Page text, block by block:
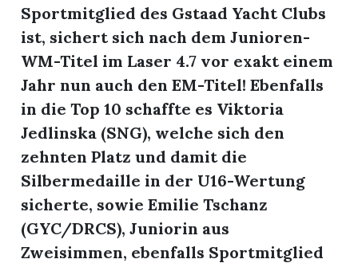
Sportmitglied des Gstaad Yacht Clubs
ist, sichert sich nach dem Junioren-
WM-Titel im Laser 4.7 vor exakt einem
Jahr nun auch den EM-Titel! Ebenfalls
in die Top 10 schaffte es Viktoria
Jedlinska (SNG), welche sich den
zehnten Platz und damit die
Silbermedaille in der U16-Wertung
sicherte, sowie Emilie Tschanz
(GYC/DRCS), Juniorin aus
Zweisimmen, ebenfalls Sportmitglied